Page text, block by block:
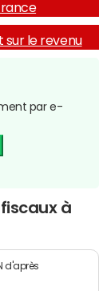
sur le revenu
par e-
à
d'après